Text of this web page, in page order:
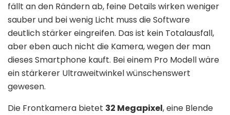
fällt an den Rändern ab, feine Details wirken weniger
sauber und bei wenig Licht muss die Software
deutlich stärker eingreifen. Das ist kein Totalausfall,
aber eben auch nicht die Kamera, wegen der man
dieses Smartphone kauft. Bei einem Pro Modell wäre
ein stärkerer Ultraweitwinkel wünschenswert
gewesen.
Die Frontkamera bietet 32 Megapixel, eine Blende